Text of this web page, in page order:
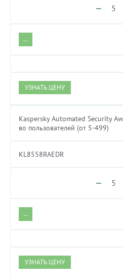
УЗНАТЬ ЦЕНУ
Kaspersky Automated Security
во пользователей (от 5-499)
KL8558RAEDR
УЗНАТЬ ЦЕНУ